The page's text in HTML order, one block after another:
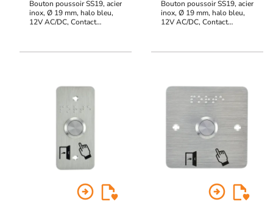
Bouton poussoir SS19, acier
inox, Ø 19 mm, halo bleu,
12V AC/DC, Contact
acier inox SSP101, 39,5 x
Bouton poussoir SS19, acier
inox, Ø 19 mm, halo bleu,
12V AC/DC, Contact
acier inox SSP201, 80 x 80
braille.
arrow_circle_right arrow_circle_right